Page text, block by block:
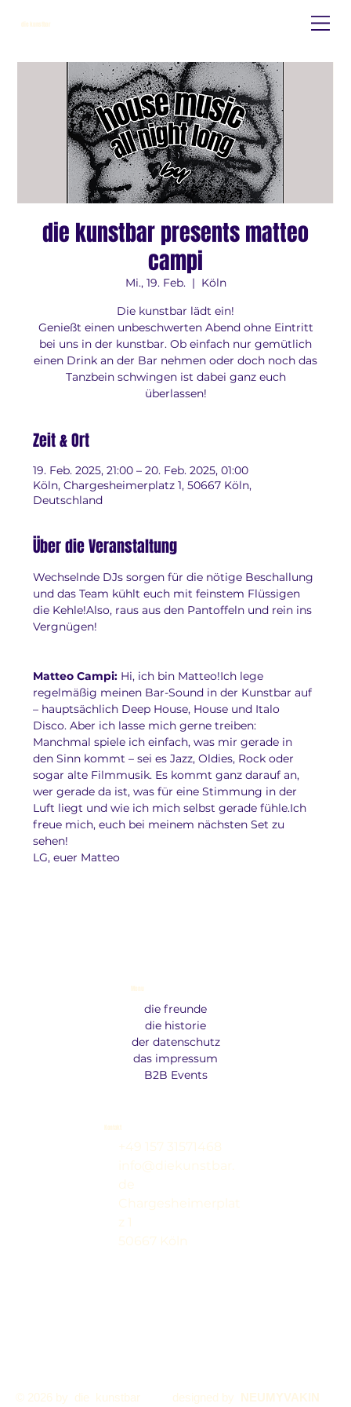
die kunstbar
die kunstbar presents matteo
campi
Mi., 19. Feb.
  |
Köln
Die kunstbar lädt ein!
Genießt einen unbeschwerten Abend ohne Eintritt
bei uns in der kunstbar. Ob einfach nur gemütlich
einen Drink an der Bar nehmen oder doch noch das
Tanzbein schwingen ist dabei ganz euch
überlassen!
Zeit & Ort
19. Feb. 2025, 21:00 – 20. Feb. 2025, 01:00
Köln, Chargesheimerplatz 1, 50667 Köln,
Deutschland
Über die Veranstaltung
Wechselnde DJs sorgen für die nötige Beschallung
und das Team kühlt euch mit feinstem Flüssigen
die Kehle!Also, raus aus den Pantoffeln und rein ins
Vergnügen!
Matteo Campi: Hi, ich bin Matteo!Ich lege
regelmäßig meinen Bar-Sound in der Kunstbar auf
– hauptsächlich Deep House, House und Italo
Disco. Aber ich lasse mich gerne treiben:
Manchmal spiele ich einfach, was mir gerade in
den Sinn kommt – sei es Jazz, Oldies, Rock oder
sogar alte Filmmusik. Es kommt ganz darauf an,
wer gerade da ist, was für eine Stimmung in der
Luft liegt und wie ich mich selbst gerade fühle.Ich
freue mich, euch bei meinem nächsten Set zu
sehen!
LG, euer Matteo
Menu
die freunde
die historie
der datenschutz
das impressum
B2B Events
© 2026 by die kunstbar
Kontakt
+49 157 31571468
info@diekunstbar.
de
Chargesheimerplat
z 1
50667 Köln
designed by NEUMYVAKIN